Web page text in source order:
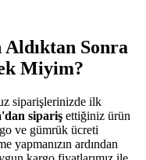
Sonra
Miyim?
siparişlerinizde ilk
sipariş ettiğiniz ürün
ve gümrük ücreti
yapmanızın ardından